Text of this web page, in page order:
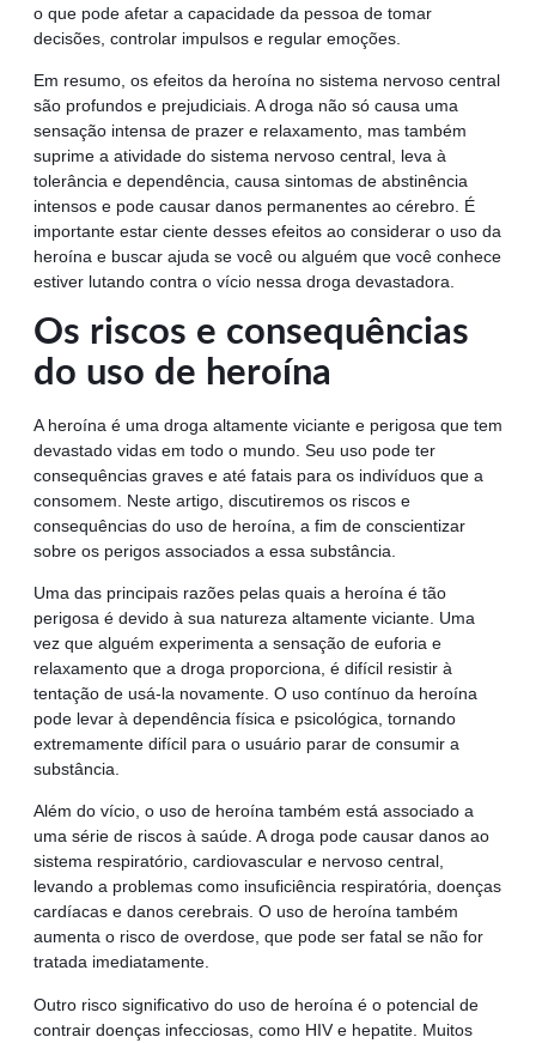
o que pode afetar a capacidade da pessoa de tomar
decisões, controlar impulsos e regular emoções.
Em resumo, os efeitos da heroína no sistema nervoso central
são profundos e prejudiciais. A droga não só causa uma
sensação intensa de prazer e relaxamento, mas também
suprime a atividade do sistema nervoso central, leva à
tolerância e dependência, causa sintomas de abstinência
intensos e pode causar danos permanentes ao cérebro. É
importante estar ciente desses efeitos ao considerar o uso da
heroína e buscar ajuda se você ou alguém que você conhece
estiver lutando contra o vício nessa droga devastadora.
Os riscos e consequências
do uso de heroína
A heroína é uma droga altamente viciante e perigosa que tem
devastado vidas em todo o mundo. Seu uso pode ter
consequências graves e até fatais para os indivíduos que a
consomem. Neste artigo, discutiremos os riscos e
consequências do uso de heroína, a fim de conscientizar
sobre os perigos associados a essa substância.
Uma das principais razões pelas quais a heroína é tão
perigosa é devido à sua natureza altamente viciante. Uma
vez que alguém experimenta a sensação de euforia e
relaxamento que a droga proporciona, é difícil resistir à
tentação de usá-la novamente. O uso contínuo da heroína
pode levar à dependência física e psicológica, tornando
extremamente difícil para o usuário parar de consumir a
substância.
Além do vício, o uso de heroína também está associado a
uma série de riscos à saúde. A droga pode causar danos ao
sistema respiratório, cardiovascular e nervoso central,
levando a problemas como insuficiência respiratória, doenças
cardíacas e danos cerebrais. O uso de heroína também
aumenta o risco de overdose, que pode ser fatal se não for
tratada imediatamente.
Outro risco significativo do uso de heroína é o potencial de
contrair doenças infecciosas, como HIV e hepatite. Muitos